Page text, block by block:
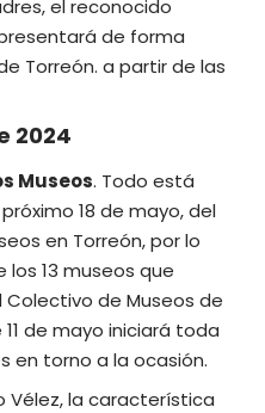
el reconocido
de forma
Torreón. a partir de las
2024
Museos. Todo está
18 de mayo, del
en Torreón, por lo
13 museos que
Colectivo de Museos de
11 de mayo iniciará toda
en torno a la ocasión.
Vélez, la característica